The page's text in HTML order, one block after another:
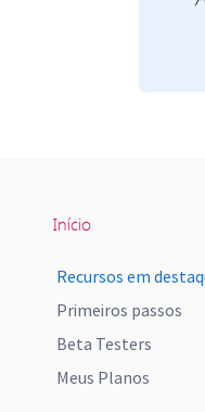
Início
Recursos em
Primeiros passos
Beta Testers
Meus Planos